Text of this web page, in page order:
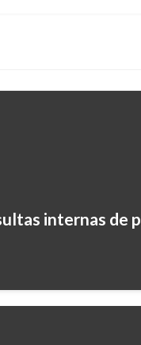
internas de